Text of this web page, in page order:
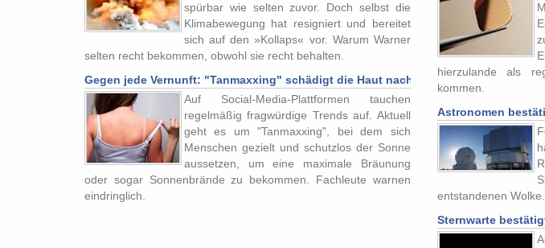
spürbar wie selten zuvor. Doch selbst die
Klimabewegung hat resigniert und bereitet
sich auf den »Kollaps« vor. Warum Warner
selten recht bekommen, obwohl sie recht behalten.
Gegen jede Vernunft: "Tanmaxxing" schädigt die Haut nachhaltig
Auf Social-Media-Plattformen tauchen
regelmäßig fragwürdige Trends auf. Aktuell
geht es um "Tanmaxxing", bei dem sich
Menschen gezielt und schutzlos der Sonne
aussetzen, um eine maximale Bräunung
oder sogar Sonnenbrände zu bekommen. Fachleute warnen
eindringlich.
hierzulande als
kommen.
Astronomen
entstandenen
Sternwarte